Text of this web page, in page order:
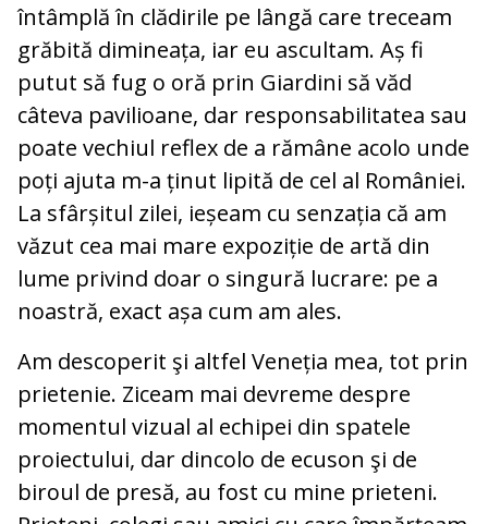
întâmplă în clădirile pe lângă care treceam
grăbită dimineața, iar eu ascultam. Aș fi
putut să fug o oră prin Giardini să văd
câteva pavilioane, dar responsabilitatea sau
poate vechiul reflex de a rămâne acolo unde
poți ajuta m-a ținut lipită de cel al României.
La sfârșitul zilei, ieșeam cu senzația că am
văzut cea mai mare expoziție de artă din
lume privind doar o singură lucrare: pe a
noastră, exact așa cum am ales.
Am descoperit şi altfel Veneția mea, tot prin
prietenie. Ziceam mai devreme despre
momentul vizual al echipei din spatele
proiectului, dar dincolo de ecuson şi de
biroul de presă, au fost cu mine prieteni.